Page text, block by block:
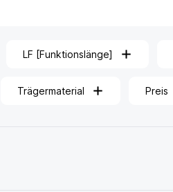
LF [Funktionslänge]
Trägermaterial Preis